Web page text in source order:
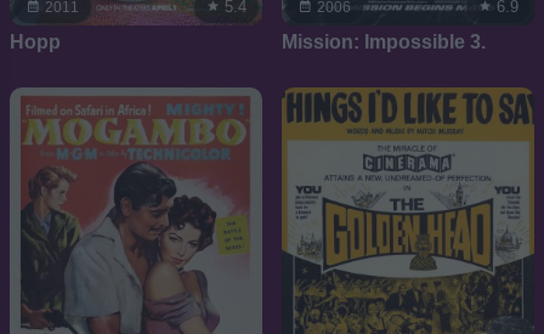
2011 5.4
Hopp
2006 6.9
Mission: Impossible 3.